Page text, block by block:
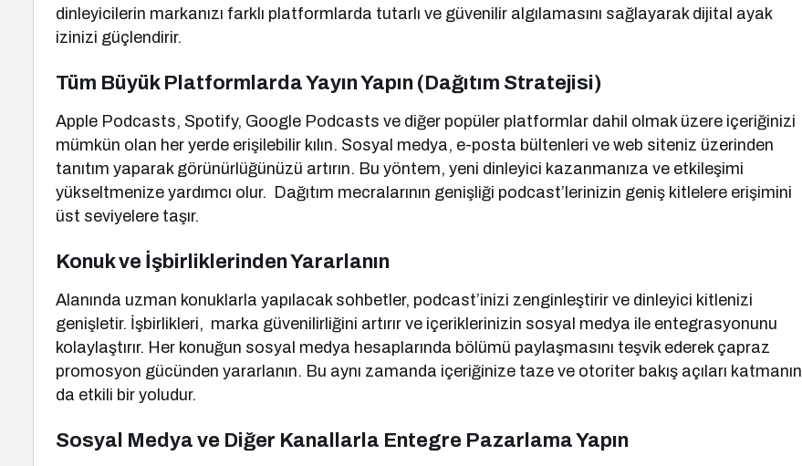
dinleyicilerin markanızı farklı platformlarda tutarlı ve güvenilir algılamasını sağlayarak dijital ayak
izinizi güçlendirir.
Tüm Büyük Platformlarda Yayın Yapın (Dağıtım Stratejisi)
Apple Podcasts, Spotify, Google Podcasts ve diğer popüler platformlar dahil olmak üzere içeriğinizi
mümkün olan her yerde erişilebilir kılın. Sosyal medya, e-posta bültenleri ve web siteniz üzerinden
tanıtım yaparak görünürlüğünüzü artırın. Bu yöntem, yeni dinleyici kazanmanıza ve etkileşimi
yükseltmenize yardımcı olur. Dağıtım mecralarının genişliği podcast’lerinizin geniş kitlelere erişimini
üst seviyelere taşır.
Konuk ve İşbirliklerinden Yararlanın
Alanında uzman konuklarla yapılacak sohbetler, podcast’inizi zenginleştirir ve dinleyici kitlenizi
genişletir. İşbirlikleri, marka güvenilirliğini artırır ve içeriklerinizin sosyal medya ile entegrasyonunu
kolaylaştırır. Her konuğun sosyal medya hesaplarında bölümü paylaşmasını teşvik ederek çapraz
promosyon gücünden yararlanın. Bu aynı zamanda içeriğinize taze ve otoriter bakış açıları katmanın
da etkili bir yoludur.
Sosyal Medya ve Diğer Kanallarla Entegre Pazarlama Yapın